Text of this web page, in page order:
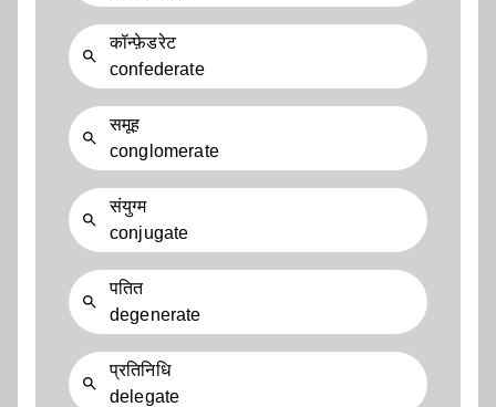
कॉन्फ़ेडरेट
confederate
समूह
conglomerate
संयुग्म
conjugate
पतित
degenerate
प्रतिनिधि
delegate